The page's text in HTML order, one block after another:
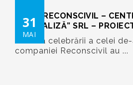
31
MAI
19 ANI RECONSCIVIL –
”BB-DIALIZĂ” SRL –
SUCCES ȘI MAXIMUL DE
De ziua celebrării a celei
companiei Reconscivil au ...